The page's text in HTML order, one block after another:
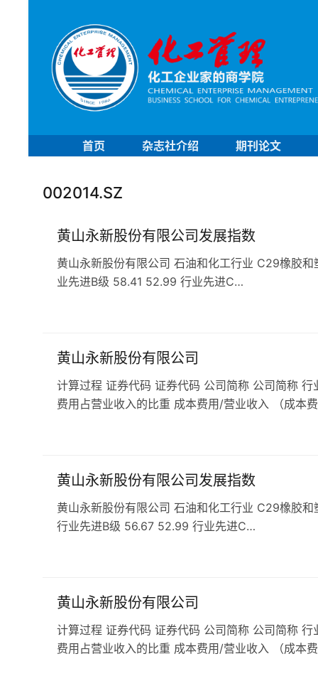
首页 杂志社介绍 期刊论文
002014.SZ
黄山永新股份有限公司发展指数
黄山永新股份有限公司 石油和化工行业 C29橡胶
业先进B级 58.41 52.99 行业先进C…
黄山永新股份有限公司
计算过程 证券代码 证券代码 公司简称 公司简称
费用占营业收入的比重 成本费用/营业收入 （成本
黄山永新股份有限公司发展指数
黄山永新股份有限公司 石油和化工行业 C29橡胶
行业先进B级 56.67 52.99 行业先进C…
黄山永新股份有限公司
计算过程 证券代码 证券代码 公司简称 公司简称
费用占营业收入的比重 成本费用/营业收入 （成本